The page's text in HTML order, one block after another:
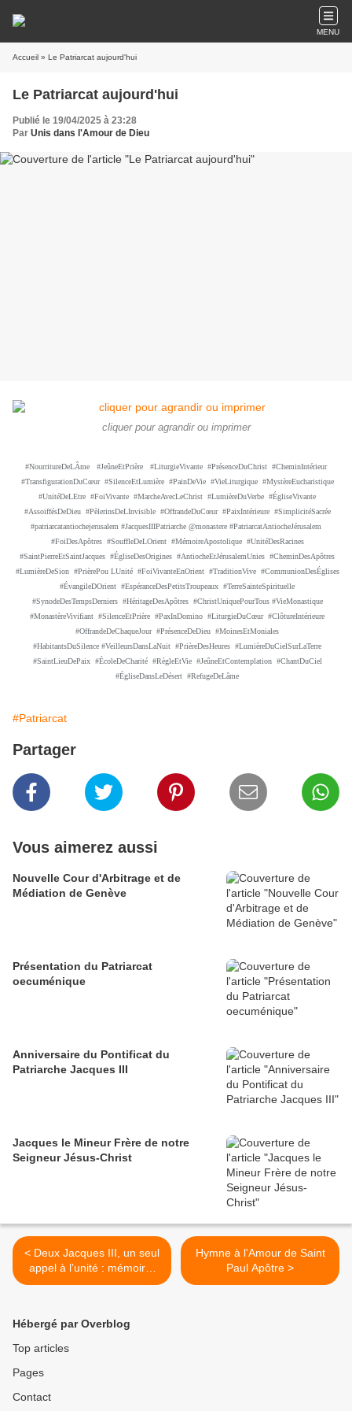
MENU
Accueil » Le Patriarcat aujourd'hui
Le Patriarcat aujourd'hui
Publié le 19/04/2025 à 23:28
Par Unis dans l'Amour de Dieu
cliquer pour agrandir ou imprimer
#NourritureDeLÂme #JeûneEtPrière #LiturgieVivante #PrésenceDuChrist #CheminIntérieur
#TransfigurationDuCœur #SilenceEtLumière #PainDeVie #VieLiturgique #MystèreEucharistique
#UnitéDeLEtre #FoiVivante #MarcheAvecLeChrist #LumièreDuVerbe #ÉgliseVivante
#AssoiffésDeDieu #PèlerinsDeLInvisible #OffrandeDuCœur #PaixIntérieure #SimplicitéSacrée
#patriarcatantiochejerusalem #JacquesIIIPatriarche @monastere #PatriarcatAntiocheJérusalem
#FoiDesApôtres #SouffleDeLOrient #MémoireApostolique #UnitéDesRacines
#SaintPierreEtSaintJacques #ÉgliseDesOrigines #AntiocheEtJérusalemUnies #CheminDesApôtres
#LumièreDeSion #PrièrePou LUnité #FoiVivanteEnOrient #TraditionVive #CommunionDesÉglises
#ÉvangileDOrient #EspéranceDesPetitsTroupeaux #TerreSainteSpirituelle
#SynodeDesTempsDerniers #HéritageDesApôtres #ChristUniquePourTous #VieMonastique
#MonastèreVivifiant #SilenceEtPrière #PaxInDomino #LiturgieDuCœur #ClôtureIntérieure
#OffrandeDeChaqueJour #PrésenceDeDieu #MoinesEtMoniales
#HabitantsDuSilence #VeilleursDansLaNuit #PrièreDesHeures #LumièreDuCielSurLaTerre
#SaintLieuDePaix #ÉcoleDeCharité #RègleEtVie #JeûneEtContemplation #ChantDuCiel
#ÉgliseDansLeDésert #RefugeDeLâme
#Patriarcat
Partager
Vous aimerez aussi
Nouvelle Cour d'Arbitrage et de
Médiation de Genève
Présentation du Patriarcat
oecuménique
Anniversaire du Pontificat du
Patriarche Jacques III
Jacques le Mineur Frère de notre
Seigneur Jésus-Christ
< Deux Jacques III, un seul
appel à l’unité : mémoire,
blessure et consolation
Hymne à l'Amour de Saint
Paul Apôtre >
Hébergé par Overblog
Top articles
Pages
Contact